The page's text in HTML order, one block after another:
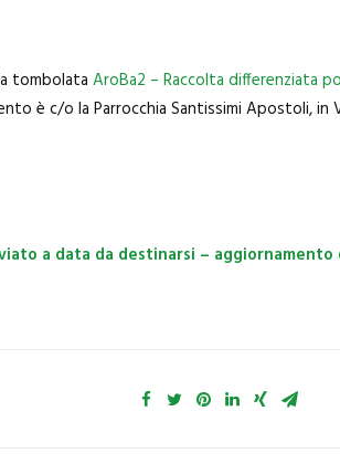
tombolata AroBa2 – Raccolta differenziata
è c/o la Parrocchia Santissimi Apostoli, in
a data da destinarsi – aggiornamento